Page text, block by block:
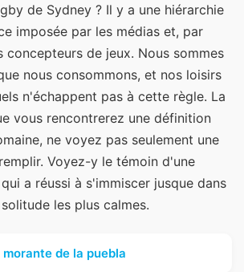
de Sydney ? Il y a une hiérarchie
imposée par les médias et, par
concepteurs de jeux. Nous sommes
nous consommons, et nos loisirs
n'échappent pas à cette règle. La
vous rencontrerez une définition
ne voyez pas seulement une
Voyez-y le témoin d'une
a réussi à s'immiscer jusque dans
les plus calmes.
morante de la puebla